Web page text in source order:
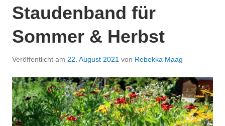
WINTERGEMÜSE
Staudenband für
Sommer & Herbst
Veröffentlicht am 22. August 2021 von Rebekka Maag